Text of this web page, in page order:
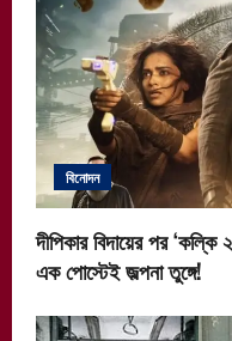
বিনোদন
দীপিকার বিদায়ের পর
এক পোস্টেই জল্পনা তুঙ্গে!